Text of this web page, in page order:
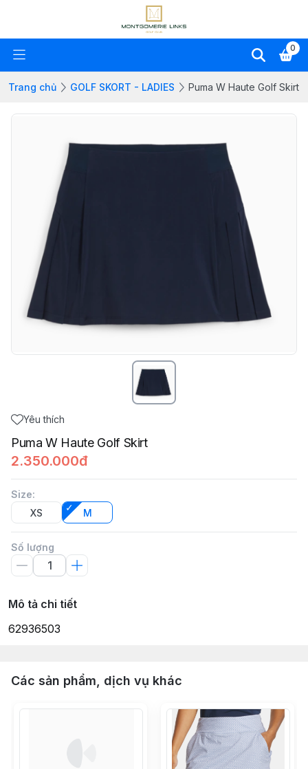
0
Trang chủ GOLF SKORT - LADIES Puma W Haute Golf Skirt
Yêu thích
Puma W Haute Golf Skirt
2.350.000đ
Size:
XS
M
Số lượng
Mô tả chi tiết
62936503
Các sản phẩm, dịch vụ khác